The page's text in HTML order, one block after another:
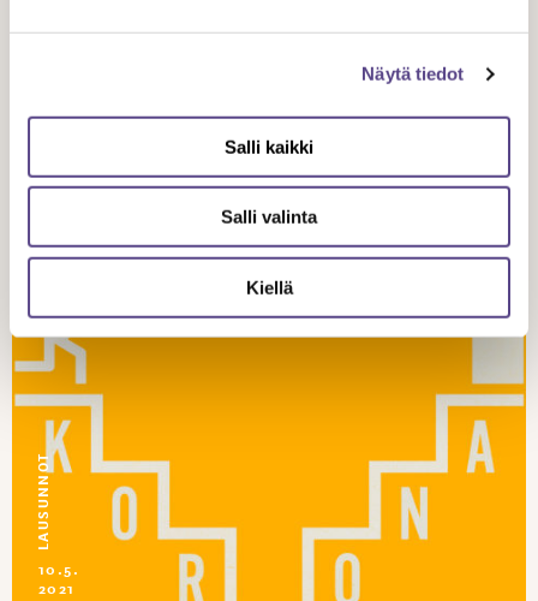
Näytä tiedot
Salli kaikki
Salli valinta
Kiellä
2025
Temen lausunto
irtisanomisperusteesta
LAUSUNNOT
10.5.
2021